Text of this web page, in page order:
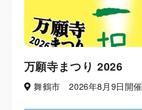
万願寺まつり 2026
舞鶴市 2026年8月9日開催